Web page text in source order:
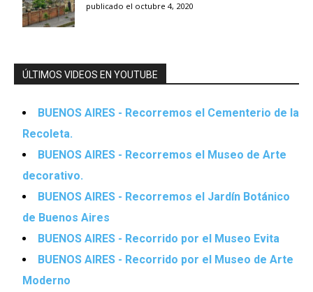
publicado el octubre 4, 2020
ÚLTIMOS VIDEOS EN YOUTUBE
BUENOS AIRES - Recorremos el Cementerio de la
Recoleta.
BUENOS AIRES - Recorremos el Museo de Arte
decorativo.
BUENOS AIRES - Recorremos el Jardín Botánico
de Buenos Aires
BUENOS AIRES - Recorrido por el Museo Evita
BUENOS AIRES - Recorrido por el Museo de Arte
Moderno